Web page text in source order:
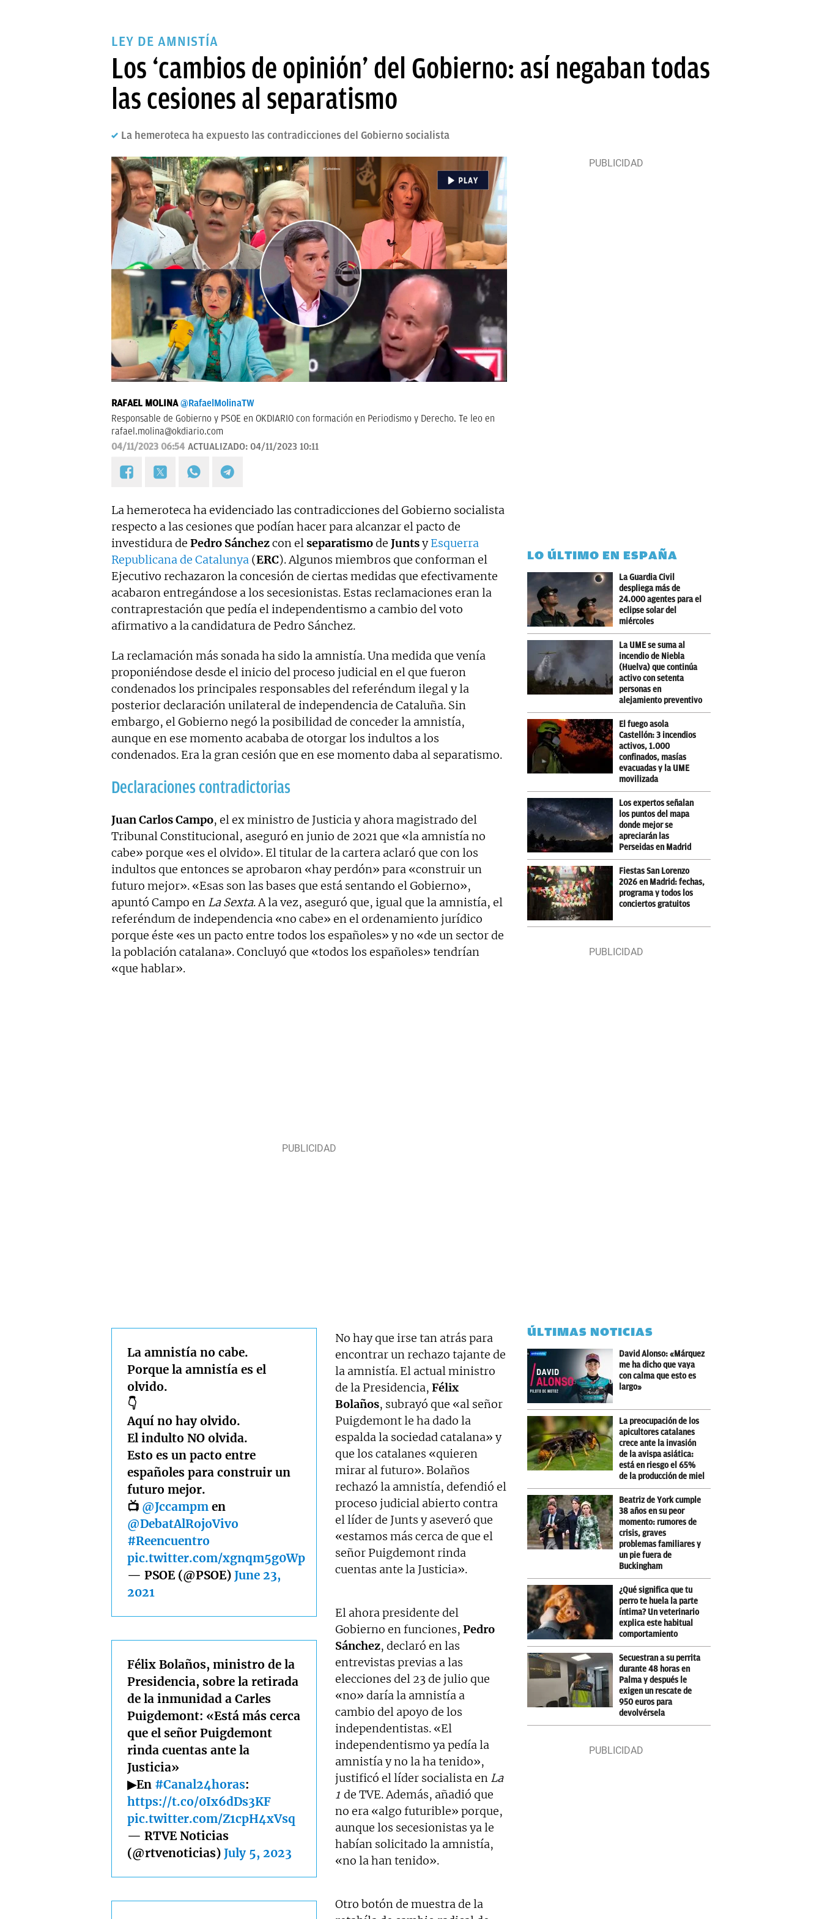
LEY DE AMNISTÍA
Los ‘cambios de opinión’ del Gobierno: así negaban todas
las cesiones al separatismo
La hemeroteca ha expuesto las contradicciones del Gobierno socialista
RAFAEL MOLINA @RafaelMolinaTW
Responsable de Gobierno y PSOE en OKDIARIO con formación en Periodismo y Derecho. Te leo en
rafael.molina@okdiario.com
04/11/2023 06:54 ACTUALIZADO: 04/11/2023 10:11
La hemeroteca ha evidenciado las contradicciones del Gobierno socialista
respecto a las cesiones que podían hacer para alcanzar el pacto de
investidura de Pedro Sánchezcon el separatismode JuntsyEsquerra
Republicana de Catalunya (ERC). Algunos miembros que conforman el
Ejecutivo rechazaron la concesión de ciertas medidas que efectivamente
acabaron entregándose a los secesionistas. Estas reclamaciones eran la
contraprestación que pedía el independentismo a cambio del voto
afirmativo a la candidatura de Pedro Sánchez.
La reclamación más sonada ha sido la amnistía. Una medida que venía
proponiéndose desde el inicio del proceso judicial en el que fueron
condenados los principales responsables del referéndum ilegal y la
posterior declaración unilateral de independencia de Cataluña. Sin
embargo, el Gobierno negó la posibilidad de conceder la amnistía,
aunque en ese momento acababa de otorgar los indultos a los
condenados. Era la gran cesión que en ese momento daba al separatismo.
Declaraciones contradictorias
Juan Carlos Campo, el ex ministro de Justicia y ahora magistrado del
Tribunal Constitucional, aseguró en junio de 2021 que «la amnistía no
cabe» porque «es el olvido». El titular de la cartera aclaró que con los
indultos que entonces se aprobaron «hay perdón» para «construir un
futuro mejor». «Esas son las bases que está sentando el Gobierno»,
apuntó Campo en La Sexta. A la vez, aseguró que, igual que la amnistía, el
referéndum de independencia «no cabe» en el ordenamiento jurídico
porque éste «es un pacto entre todos los españoles» y no «de un sector de
la población catalana». Concluyó que «todos los españoles» tendrían
«que hablar».
La amnistía no cabe.
Porque la amnistía es el
olvido.
👇
Aquí no hay olvido.
El indulto NO olvida.
Esto es un pacto entre
españoles para construir un
futuro mejor.
📺 @Jccampm en
@DebatAlRojoVivo
#Reencuentro
pic.twitter.com/xgnqm5g0Wp
— PSOE (@PSOE) June 23,
2021
No hay que irse tan atrás para
encontrar un rechazo tajante de
la amnistía. El actual ministro
de la Presidencia,Félix
Bolaños, subrayó que «al señor
Puigdemont le ha dado la
espalda la sociedad catalana» y
que los catalanes «quieren
mirar al futuro». Bolaños
rechazó la amnistía, defendió el
proceso judicial abierto contra
el líder de Junts y aseveró que
«estamos más cerca de que el
señor Puigdemont rinda
cuentas ante la Justicia».
Félix Bolaños, ministro de la
Presidencia, sobre la retirada
de la inmunidad a Carles
Puigdemont: «Está más cerca
que el señor Puigdemont
rinda cuentas ante la
Justicia»
▶En #Canal24horas:
https://t.co/0Ix6dDs3KF
pic.twitter.com/Z1cpH4xVsq
— RTVE Noticias
(@rtvenoticias) July 5, 2023
El ahora presidente del
Gobierno en funciones,Pedro
Sánchez, declaró en las
entrevistas previas a las
elecciones del 23 de julio que
«no» daría la amnistía a
cambio del apoyo de los
independentistas. «El
independentismo ya pedía la
amnistía y no la ha tenido»,
justificó el líder socialista en La
1 de TVE. Además, añadió que
no era «algo futurible» porque,
aunque los secesionistas ya le
habían solicitado la amnistía,
«no la han tenido».
Otro botón de muestra de la
LO ÚLTIMO EN ESPAÑA
La Guardia Civil
despliega más de
24.000 agentes para el
eclipse solar del
miércoles
La UME se suma al
incendio de Niebla
(Huelva) que continúa
activo con setenta
personas en
alejamiento preventivo
El fuego asola
Castellón: 3 incendios
activos, 1.000
confinados, masías
evacuadas y la UME
movilizada
Los expertos señalan
los puntos del mapa
donde mejor se
apreciarán las
Perseidas en Madrid
Fiestas San Lorenzo
2026 en Madrid: fechas,
programa y todos los
conciertos gratuitos
ÚLTIMAS NOTICIAS
David Alonso: «Márquez
me ha dicho que vaya
con calma que esto es
largo»
La preocupación de los
apicultores catalanes
crece ante la invasión
de la avispa asiática:
está en riesgo el 65%
de la producción de miel
Beatriz de York cumple
38 años en su peor
momento: rumores de
crisis, graves
problemas familiares y
un pie fuera de
Buckingham
¿Qué significa que tu
perro te huela la parte
íntima? Un veterinario
explica este habitual
comportamiento
Secuestran a su perrita
durante 48 horas en
Palma y después le
exigen un rescate de
950 euros para
devolvérsela